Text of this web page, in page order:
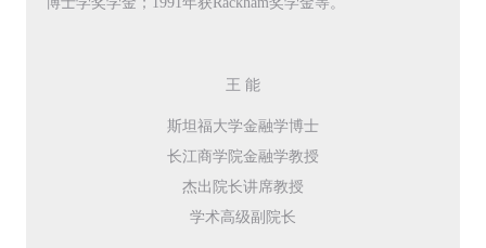
王 能
斯坦福大学金融学博士
长江商学院金融学教授
杰出院长讲席教授
学术高级副院长